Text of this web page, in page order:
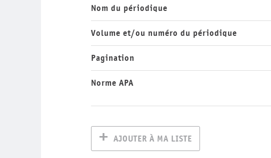
Nom du périodique
Volume et/ou numéro du périodique
Pagination
Norme APA
AJOUTER À MA LISTE